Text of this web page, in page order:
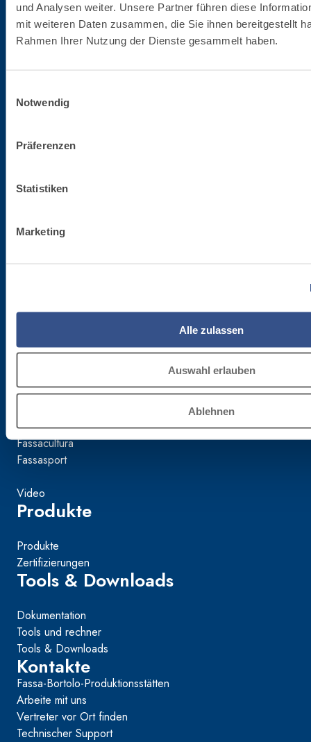
und Analysen weiter. Unsere Partner führen diese
mit weiteren Daten zusammen, die Sie ihnen bereitgestellt
Rahmen Ihrer Nutzung der Dienste gesammelt haben.
Notwendig
Präferenzen
Statistiken
Marketing
Alle zulassen
Auswahl erlauben
Ablehnen
Tel. +39.0422.7222
Fax +39.0422.887509
Bestellverwaltung - 800333435
Gesellschaftskapital
Das unternehmen
FassArchitettura
Fassacultura
Fassasport
Video
Produkte
Produkte
Zertifizierungen
Tools & Downloads
Dokumentation
Tools und rechner
Tools & Downloads
Kontakte
Fassa-Bortolo-Produktionsstätten
Arbeite mit uns
Vertreter vor Ort finden
Technischer Support